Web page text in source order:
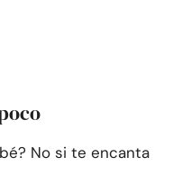
No si te encanta